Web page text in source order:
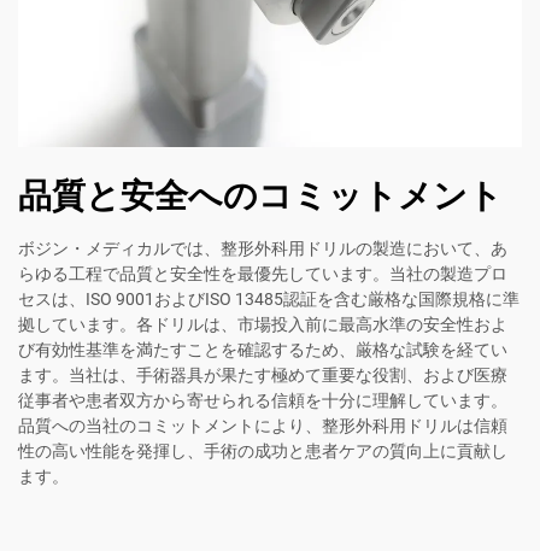
品質と安全へのコミットメント
ボジン・メディカルでは、整形外科用ドリルの製造において、あ
らゆる工程で品質と安全性を最優先しています。当社の製造プロ
セスは、ISO 9001およびISO 13485認証を含む厳格な国際規格に準
拠しています。各ドリルは、市場投入前に最高水準の安全性およ
び有効性基準を満たすことを確認するため、厳格な試験を経てい
ます。当社は、手術器具が果たす極めて重要な役割、および医療
従事者や患者双方から寄せられる信頼を十分に理解しています。
品質への当社のコミットメントにより、整形外科用ドリルは信頼
性の高い性能を発揮し、手術の成功と患者ケアの質向上に貢献し
ます。